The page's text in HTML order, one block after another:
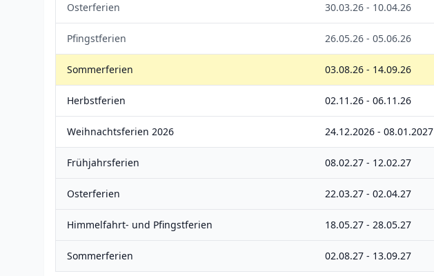
Osterferien 30.03.26 - 10.04.26
Pfingstferien 26.05.26 - 05.06.26
Sommerferien 03.08.26 - 14.09.26
Herbstferien 02.11.26 - 06.11.26
Weihnachtsferien 2026 24.12.2026 - 08.01.2027
Frühjahrsferien 08.02.27 - 12.02.27
Osterferien 22.03.27 - 02.04.27
Himmelfahrt- und Pfingstferien 18.05.27 - 28.05.27
Sommerferien 02.08.27 - 13.09.27